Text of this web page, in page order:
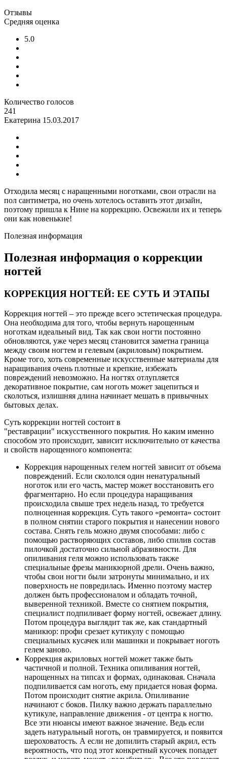
Отзывы
Средняя оценка
5.0
Количество голосов
241
Екатерина 15.03.2017
Отходила месяц с наращенными ноготками, свои отрасли на
пол сантиметра, но очень хотелось оставить этот дизайн,
поэтому пришла к Нине на коррекцию. Освежили их и теперь
они как новенькие!
Полезная информация
Полезная информация о коррекции
ногтей
КОРРЕКЦИЯ НОГТЕЙ: ЕЕ СУТЬ И ЭТАПЫ
Коррекция ногтей – это прежде всего эстетическая процедура.
Она необходима для того, чтобы вернуть нарощенным
ноготкам идеальный вид. Так как свои ногти постоянно
обновляются, уже через месяц становится заметна граница
между своим ногтем и гелевым (акриловым) покрытием.
Кроме того, хоть современные искусственные материалы для
наращивания очень плотные и крепкие, избежать
повреждений невозможно. На ногтях отлупляется
декоративное покрытие, сам ноготь может зацепиться и
сколоться, излишняя длина начинает мешать в привычных
бытовых делах.
Суть коррекции ногтей состоит в
"реставрации" искусственного покрытия. Но каким именно
способом это происходит, зависит исключительно от качества
и свойств нарощенного компонента:
Коррекция нарощенных гелем ногтей зависит от объема
повреждений. Если скололся один ненатуральный
ноготок или его часть, мастер может восстановить его
фрагментарно. Но если процедура наращивания
происходила свыше трех недель назад, то требуется
полноценная коррекция. Суть такого «ремонта» состоит
в полном снятии старого покрытия и нанесении нового
состава. Снять гель можно двумя способами: либо с
помощью растворяющих составов, либо спилив состав
пилочкой достаточно сильной абразивности. Для
опиливания геля можно использовать также
специальные фрезы маникюрной дрели. Очень важно,
чтобы свои ногти были затронуты минимально, и их
поверхность не повредилась. Именно поэтому мастер
должен быть профессионалом и обладать точной,
выверенной техникой. Вместе со снятием покрытия,
специалист подпиливает форму ногтей, освежает длину.
Потом процедура выглядит так же, как стандартный
маникюр: профи срезает кутикулу с помощью
специальных кусачек или машинки и покрывает ноготь
гелем заново.
Коррекция акриловых ногтей может также быть
частичной и полной. Техника опиливания ногтей,
нарощенных на типсах и формах, одинаковая. Сначала
подпиливается сам ноготь, ему придается новая форма.
Потом происходит снятие акрила. Опиливание
начинают с боков. Пилку важно держать параллельно
кутикуле, направление движения - от центра к ногтю.
Все эти нюансы имеют важное значение. Ведь если
задеть натуральный ноготь, он травмируется, и появится
шероховатость. А если не допилить старый акрил, есть
вероятность, что под этот конкретный кусочек попадет